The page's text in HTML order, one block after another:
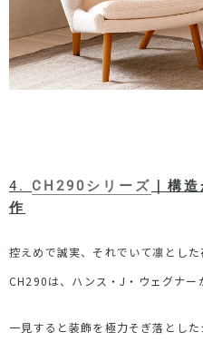
4. CH290シリーズ ｜構
作
控えめで誠実、それでいて凛とした
CH290は、 ハンス・J・ウェグナー
一見すると装飾を極力そぎ落とし